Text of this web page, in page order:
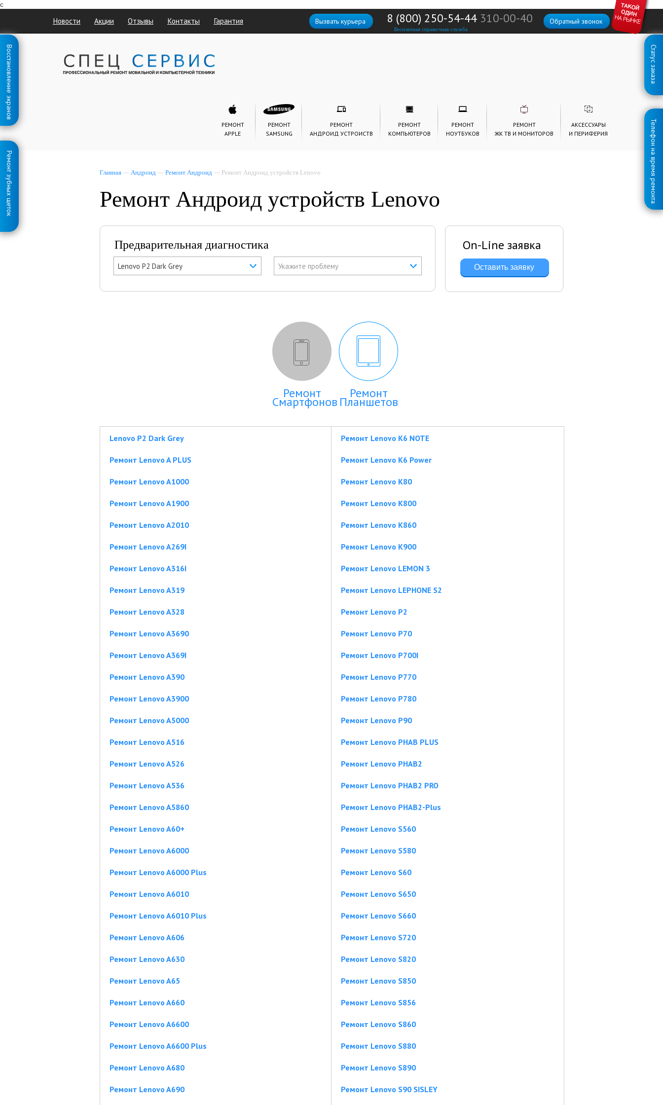
с
Статус заказа
Телефон на время ремонта
Восстановление экранов
Ремонт зубных щеток
Новости Акции Отзывы Контакты Гарантия Обратный звонок
8 (800) 250-54-44 310-00-40
Бесплатная справочная служба
Вызвать курьера
РЕМОНТ
APPLE
РЕМОНТ
SAMSUNG
РЕМОНТ
АНДРОИД УСТРОИСТВ
РЕМОНТ
КОМПЬЮТЕРОВ
РЕМОНТ
НОУТБУКОВ
РЕМОНТ
ЖК ТВ И МОНИТОРОВ
АКСЕССУАРЫ
И ПЕРИФЕРИЯ
Главная — Андроид — Ремонт Андроид — Ремонт Андроид устройств Lenovo
Ремонт Андроид устройств Lenovo
Предварительная диагностика
Lenovo P2 Dark Grey Укажите проблему
On-Line заявка
Оставить заявку
Ремонт
Смартфонов
Ремонт
Планшетов
Lenovo P2 Dark Grey
Ремонт Lenovo A PLUS
Ремонт Lenovo A1000
Ремонт Lenovo A1900
Ремонт Lenovo A2010
Ремонт Lenovo A269I
Ремонт Lenovo A316I
Ремонт Lenovo A319
Ремонт Lenovo A328
Ремонт Lenovo A3690
Ремонт Lenovo A369I
Ремонт Lenovo A390
Ремонт Lenovo A3900
Ремонт Lenovo A5000
Ремонт Lenovo A516
Ремонт Lenovo A526
Ремонт Lenovo A536
Ремонт Lenovo A5860
Ремонт Lenovo A60+
Ремонт Lenovo A6000
Ремонт Lenovo A6000 Plus
Ремонт Lenovo A6010
Ремонт Lenovo A6010 Plus
Ремонт Lenovo A606
Ремонт Lenovo A630
Ремонт Lenovo A65
Ремонт Lenovo A660
Ремонт Lenovo A6600
Ремонт Lenovo A6600 Plus
Ремонт Lenovo A680
Ремонт Lenovo A690
Ремонт Lenovo K6 NOTE
Ремонт Lenovo K6 Power
Ремонт Lenovo K80
Ремонт Lenovo K800
Ремонт Lenovo K860
Ремонт Lenovo K900
Ремонт Lenovo LEMON 3
Ремонт Lenovo LEPHONE S2
Ремонт Lenovo P2
Ремонт Lenovo P70
Ремонт Lenovo P700I
Ремонт Lenovo P770
Ремонт Lenovo P780
Ремонт Lenovo P90
Ремонт Lenovo PHAB PLUS
Ремонт Lenovo PHAB2
Ремонт Lenovo PHAB2 PRO
Ремонт Lenovo PHAB2-Plus
Ремонт Lenovo S560
Ремонт Lenovo S580
Ремонт Lenovo S60
Ремонт Lenovo S650
Ремонт Lenovo S660
Ремонт Lenovo S720
Ремонт Lenovo S820
Ремонт Lenovo S850
Ремонт Lenovo S856
Ремонт Lenovo S860
Ремонт Lenovo S880
Ремонт Lenovo S890
Ремонт Lenovo S90 SISLEY